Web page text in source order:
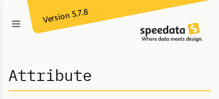
Version 5.7.8
Attribute